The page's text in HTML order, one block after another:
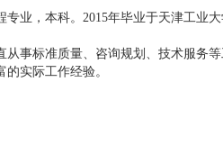
业，本科。2015年毕业于天津工业
从事标准质量、咨询规划、技术服务
实际工作经验。